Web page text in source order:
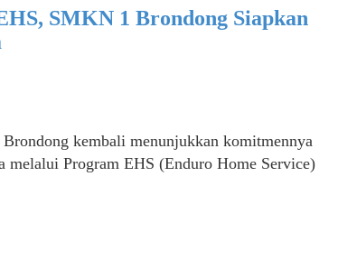
SMKN 1 Brondong Siapkan
kembali menunjukkan komitmennya
melalui Program EHS (Enduro Home Service)